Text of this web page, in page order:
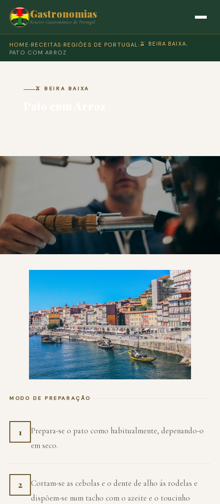
Gastronomias
Roteiro Gastronómico de Portugal
HOME › RECEITAS › REGIÕES DE PORTUGAL › 🫒 BEIRA BAIXA›
PATO COM ARROZ
🫒 BEIRA BAIXA
MODO DE PREPARAÇÃO
1
Prepara-se o pato como habitualmente, depenando-o
em seco.
2
Cortam-se as cebolas e o dente de alho ás rodelas e
dispõem-se num tacho com o azeite e o toucinho